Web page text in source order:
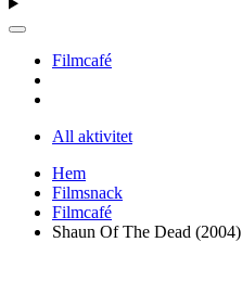
Filmcafé
All aktivitet
Hem
Filmsnack
Filmcafé
Shaun Of The Dead (2004)